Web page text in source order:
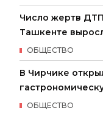
Число жертв
Ташкенте
ОБЩЕСТВО
В Чирчике
ОБЩЕСТВО